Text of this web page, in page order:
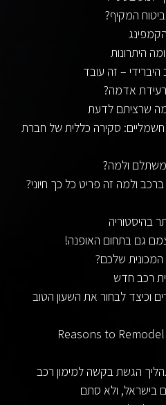
המקיף?
– זה עובד
רעידת אדמה?
מה שרציתם לדעת
סקירה כללית של חברת
ולמה?
ולמה זה פריט כל כך חיוני?
בהיסטוריה
גם בתחום האופנה!
שלכם?
רכב חדש
וכיצד לבחור את השעון הטוב
5 Reasons to
בישראל, ולא סתם